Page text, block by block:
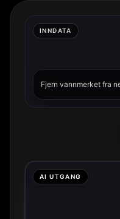
INNDATA
Fjern vannmerket fra
AI UTGANG